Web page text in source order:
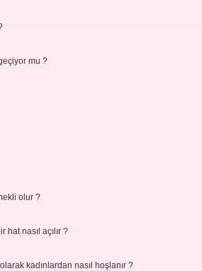
mu ?
olur ?
hat nasıl açılır ?
kadınlardan nasıl hoşlanır ?